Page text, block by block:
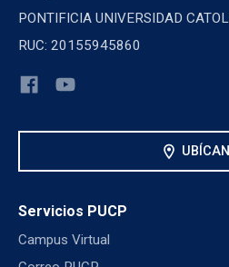
PONTIFICIA UNIVERSIDAD
RUC: 20155945860
location_on
Servicios PUCP
Campus Virtual